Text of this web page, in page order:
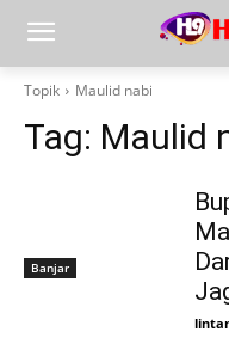
Topik Maulid nabi
Tag: Maulid
Banjar